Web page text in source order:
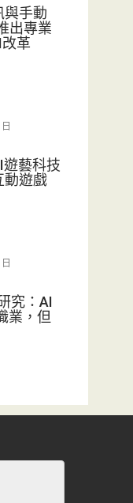
與手動
出專業
革
藝科技
動遊戲
究：AI
業，但